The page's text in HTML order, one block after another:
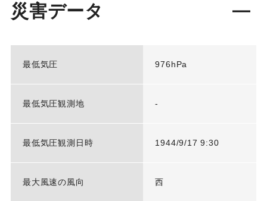
災害データ
最低気圧 976hPa
最低気圧観測地 -
最低気圧観測日時 1944/9/17 9:30
最大風速の風向 西